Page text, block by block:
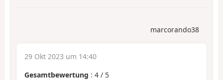
marcorando38
29 Okt 2023 um 14:40
Gesamtbewertung : 4 / 5